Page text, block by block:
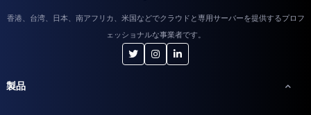
香港、台湾、日本、南アフリカ、米国などでクラウドと専用サーバーを提供するプロフ
ェッショナルな事業者です。
製品